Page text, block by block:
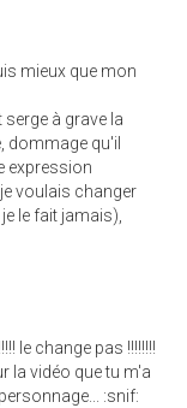
mieux que mon
serge à grave la
dommage qu'il
expression
voulais changer
le fait jamais),
le change pas !!!!!!!!
la vidéo que tu m'a
:snif: